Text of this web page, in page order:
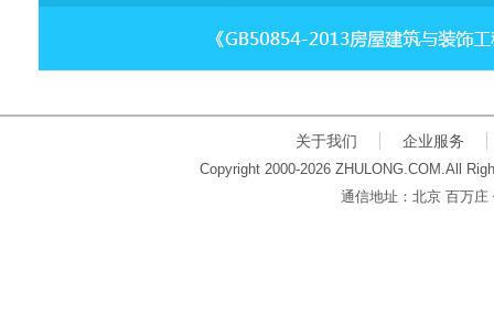
关于我们 企业服务
Copyright 2000-2026 ZHULONG.COM.All
通信地址：北京 百万